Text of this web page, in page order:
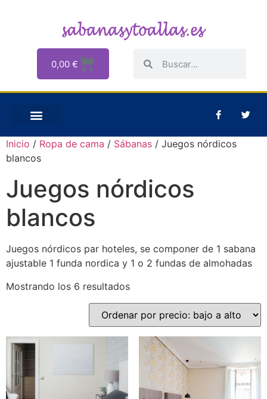
0,00 €
Inicio / Ropa de cama / Sábanas / Juegos nórdicos
blancos
Juegos nórdicos
blancos
Juegos nórdicos par hoteles, se componer de 1 sabana
ajustable 1 funda nordica y 1 o 2 fundas de almohadas
Mostrando los 6 resultados